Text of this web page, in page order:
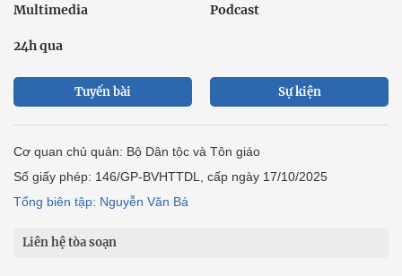
Multimedia Podcast
24h qua
Tuyến bài Sự kiện
Cơ quan chủ quản: Bộ Dân tộc và Tôn giáo
Số giấy phép: 146/GP-BVHTTDL, cấp ngày 17/10/2025
Tổng biên tập: Nguyễn Văn Bá
Liên hệ tòa soạn